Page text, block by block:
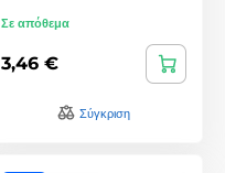
Σε απόθεμα
3,46 €
Σύγκριση